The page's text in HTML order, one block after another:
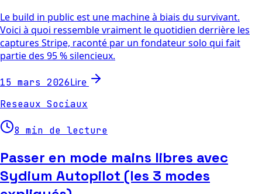
Le build in public est une machine à biais du survivant.
Voici à quoi ressemble vraiment le quotidien derrière les
captures Stripe, raconté par un fondateur solo qui fait
partie des 95 % silencieux.
15 mars 2026Lire
Reseaux Sociaux
8 min de lecture
Passer en mode mains libres avec
Sydium Autopilot (les 3 modes